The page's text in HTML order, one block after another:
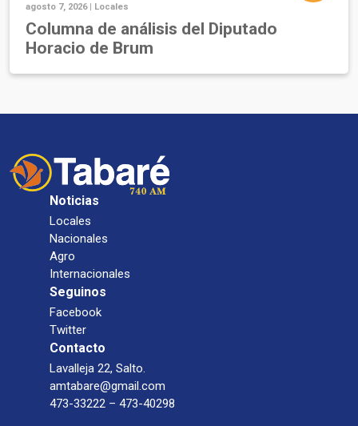
agosto 7, 2026 | Locales
Columna de análisis del Diputado
Horacio de Brum
Noticias
Locales
Nacionales
Agro
Internacionales
Seguinos
Facebook
Twitter
Contacto
Lavalleja 22, Salto.
amtabare@gmail.com
473-33222 – 473-40298